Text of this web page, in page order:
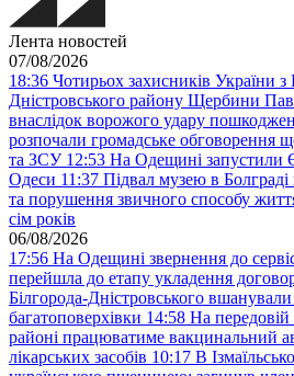
Лента новостей
07/08/2026
18:36 Чотирьох захисників України
Дністровського району Щербини
внаслідок ворожого удару
розпочали громадське обговорення
та ЗСУ 12:53 На Одещині запустили
Одеси 11:37 Підвал музею в Болграді
та порушення звичного способу життя
сім років
06/08/2026
17:56 На Одещині звернення до
перейшла до етапу укладення
Білгорода-Дністровського
багатоповерхівки 14:58 На
районі працюватиме вакцинальний
лікарських засобів 10:17 В